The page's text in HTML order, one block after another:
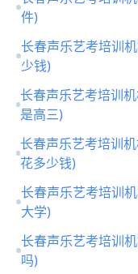
件)
长春声乐艺考培训
少钱)
长春声乐艺考培训
是高三)
长春声乐艺考培训
花多少钱)
长春声乐艺考培训
大学)
长春声乐艺考培训
吗)